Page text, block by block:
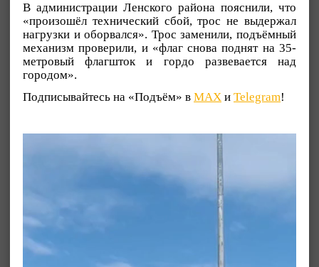
В администрации Ленского района пояснили, что
«произошёл технический сбой, трос не выдержал
нагрузки и оборвался». Трос заменили, подъёмный
механизм проверили, и «флаг снова поднят на 35-
метровый флагшток и гордо развевается над
городом».
Подписывайтесь на «Подъём» в MAX и Telegram!